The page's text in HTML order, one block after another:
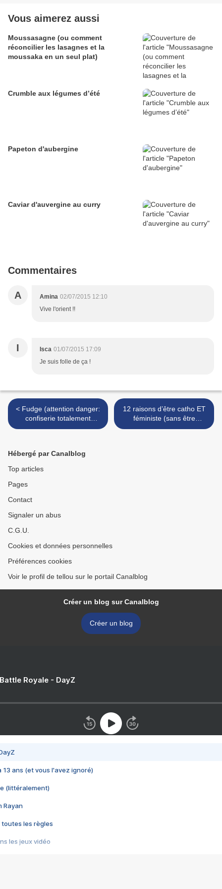
Vous aimerez aussi
Moussasagne (ou comment
réconcilier les lasagnes et la
moussaka en un seul plat)
Crumble aux légumes d’été
Papeton d'aubergine
Caviar d'auvergine au curry
Commentaires
A Amina 02/07/2015 12:10
Vive l'orient !!
I Isca 01/07/2015 17:09
Je suis folle de ça !
< Fudge (attention danger:
confiserie totalement
addictive!)
12 raisons d’être catho ET
féministe (sans être
schizo...) >
Hébergé par Canalblog
Top articles
Pages
Contact
Signaler un abus
C.G.U.
Cookies et données personnelles
Préférences cookies
Voir le profil de tellou sur le portail Canalblog
Créer un blog sur Canalblog
Créer un blog
Royale - DayZ
13 ans (et vous l'avez ignoré)
(littéralement)
Rayan
toutes les règles
les jeux vidéo